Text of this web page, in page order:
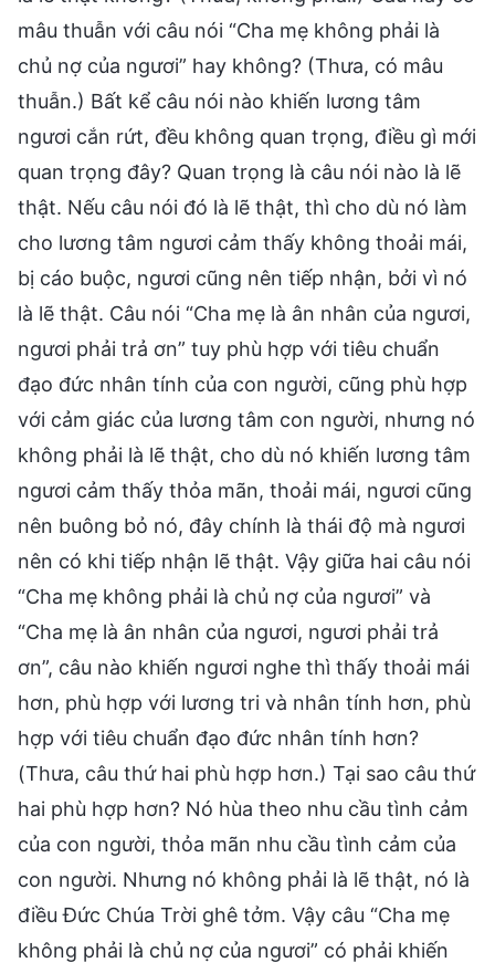
mâu thuẫn với câu nói “Cha mẹ không phải là
chủ nợ của ngươi” hay không? (Thưa, có mâu
thuẫn.) Bất kể câu nói nào khiến lương tâm
ngươi cắn rứt, đều không quan trọng, điều gì mới
quan trọng đây? Quan trọng là câu nói nào là lẽ
thật. Nếu câu nói đó là lẽ thật, thì cho dù nó làm
cho lương tâm ngươi cảm thấy không thoải mái,
bị cáo buộc, ngươi cũng nên tiếp nhận, bởi vì nó
là lẽ thật. Câu nói “Cha mẹ là ân nhân của ngươi,
ngươi phải trả ơn” tuy phù hợp với tiêu chuẩn
đạo đức nhân tính của con người, cũng phù hợp
với cảm giác của lương tâm con người, nhưng nó
không phải là lẽ thật, cho dù nó khiến lương tâm
ngươi cảm thấy thỏa mãn, thoải mái, ngươi cũng
nên buông bỏ nó, đây chính là thái độ mà ngươi
nên có khi tiếp nhận lẽ thật. Vậy giữa hai câu nói
“Cha mẹ không phải là chủ nợ của ngươi” và
“Cha mẹ là ân nhân của ngươi, ngươi phải trả
ơn”, câu nào khiến ngươi nghe thì thấy thoải mái
hơn, phù hợp với lương tri và nhân tính hơn, phù
hợp với tiêu chuẩn đạo đức nhân tính hơn?
(Thưa, câu thứ hai phù hợp hơn.) Tại sao câu thứ
hai phù hợp hơn? Nó hùa theo nhu cầu tình cảm
của con người, thỏa mãn nhu cầu tình cảm của
con người. Nhưng nó không phải là lẽ thật, nó là
điều Đức Chúa Trời ghê tởm. Vậy câu “Cha mẹ
không phải là chủ nợ của ngươi” có phải khiến